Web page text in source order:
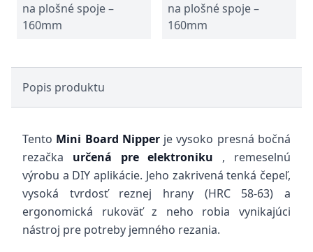
na plošné spoje –
160mm
na plošné spoje –
160mm
Popis produktu
Tento Mini Board Nipperje vysoko presná bočná
rezačka určená pre elektroniku , remeselnú
výrobu a DIY aplikácie. Jeho zakrivená tenká čepeľ,
vysoká tvrdosť reznej hrany (HRC 58-63) a
ergonomická rukoväť z neho robia vynikajúci
nástroj pre potreby jemného rezania.